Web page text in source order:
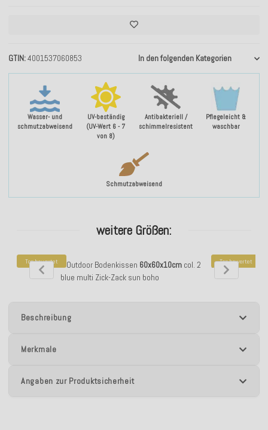
Wasser- und
schmutzabweisend
UV-beständig
(UV-Wert 6 - 7
von 8)
Antibakteriell /
schimmelresistent
Pflegeleicht &
waschbar
Schmutzabweisend
GTIN 4001537060853 In den folgenden Kategorien
weitere Größen:
Top bewertet
H.O.C.K. Pablo Outdoor Bodenkissen 60x60x10cm col. 2
blue multi Zick-Zack sun boho
Top bewertet
H.O.C.K. Pablo
Beschreibung
Merkmale
Angaben zur Produktsicherheit